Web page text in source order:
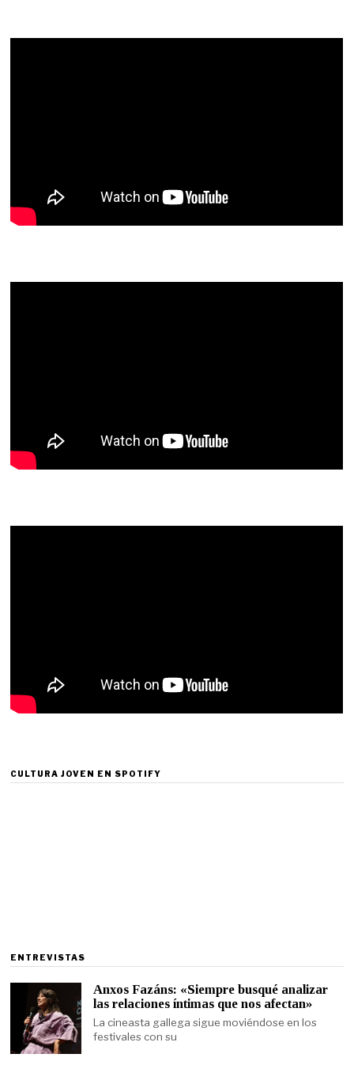
CULTURA JOVEN EN SPOTIFY
ENTREVISTAS
Anxos Fazáns: «Siempre busqué analizar
las relaciones íntimas que nos afectan»
La cineasta gallega sigue moviéndose en los
festivales con su